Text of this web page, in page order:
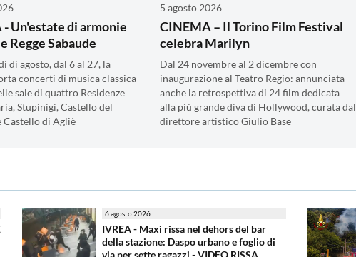
- Un'estate di armonie
Regge Sabaude
di agosto, dal 6 al 27, la
concerti di musica classica
sale di quattro Residenze
Stupinigi, Castello del
Castello di Agliè
5 agosto 2026
CINEMA – Il Torino Film Festival
celebra Marilyn
Dal 24 novembre al 2 dicembre con
inaugurazione al Teatro Regio: annunciata
anche la retrospettiva di 24 film dedicata
alla più grande diva di Hollywood, curata dal
direttore artistico Giulio Base
6 agosto 2026
IVREA - Maxi rissa nel dehors del bar
della stazione: Daspo urbano e foglio di
via per sette ragazzi - VIDEO RISSA